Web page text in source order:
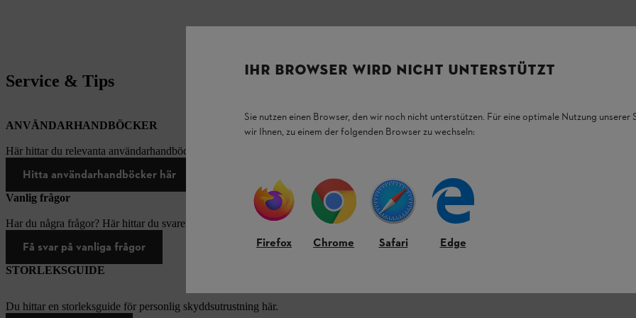
Service & Tips
ANVÄNDARHANDBÖCKER
Här hittar du relevanta användarhandböcker för produkter från STIHL.
Hitta användarhandböcker här
Vanlig frågor
Har du några frågor? Här hittar du svaren på de vanligaste frågorna.
Få svar på vanliga frågor
STORLEKSGUIDE
Du hittar en storleksguide för personlig skyddsutrustning här.
IHR BROWSER WIRD NICHT UNTERSTÜTZT
Sie nutzen einen Browser, den wir noch nicht unterstützen. Für eine optimale Nutzung unserer
wir Ihnen, zu einem der folgenden Browser zu wechseln:
Firefox Chrome Safari Edge